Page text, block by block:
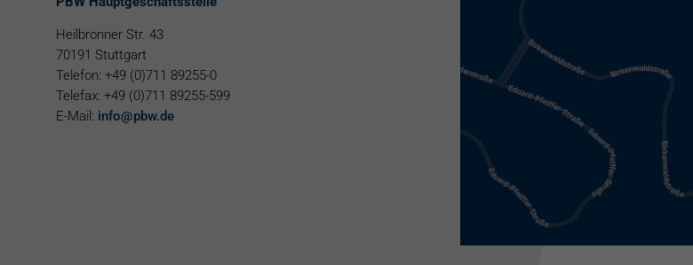
Heilbronner Str. 43
70191 Stuttgart
Telefon: +49 (0)711 89255-0
Telefax: +49 (0)711 89255-599
E-Mail: info@pbw.de